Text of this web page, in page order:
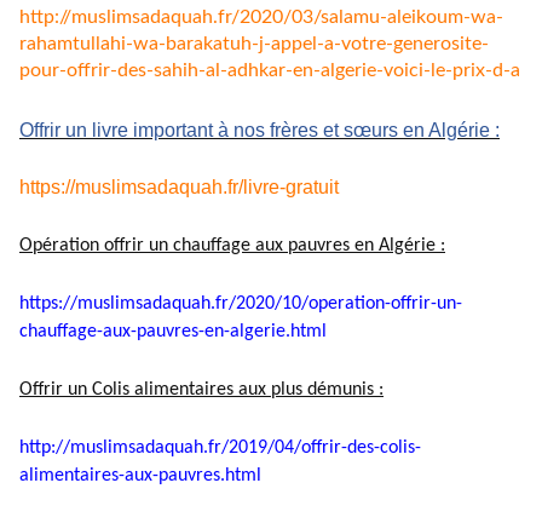
http://muslimsadaquah.fr/2020/03/salamu-aleikoum-wa-
rahamtullahi-wa-barakatuh-j-appel-a-votre-generosite-
pour-offrir-des-sahih-al-adhkar-en-algerie-voici-le-prix-d-a
Offrir un livre important à nos frères et sœurs en Algérie :
https://muslimsadaquah.fr/livre-gratuit
Opération offrir un chauffage aux pauvres en Algérie :
https://muslimsadaquah.fr/2020/10/operation-offrir-un-
chauffage-aux-pauvres-en-algerie.html
Offrir un Colis alimentaires aux plus démunis :
http://muslimsadaquah.fr/2019/04/offrir-des-colis-
alimentaires-aux-pauvres.html